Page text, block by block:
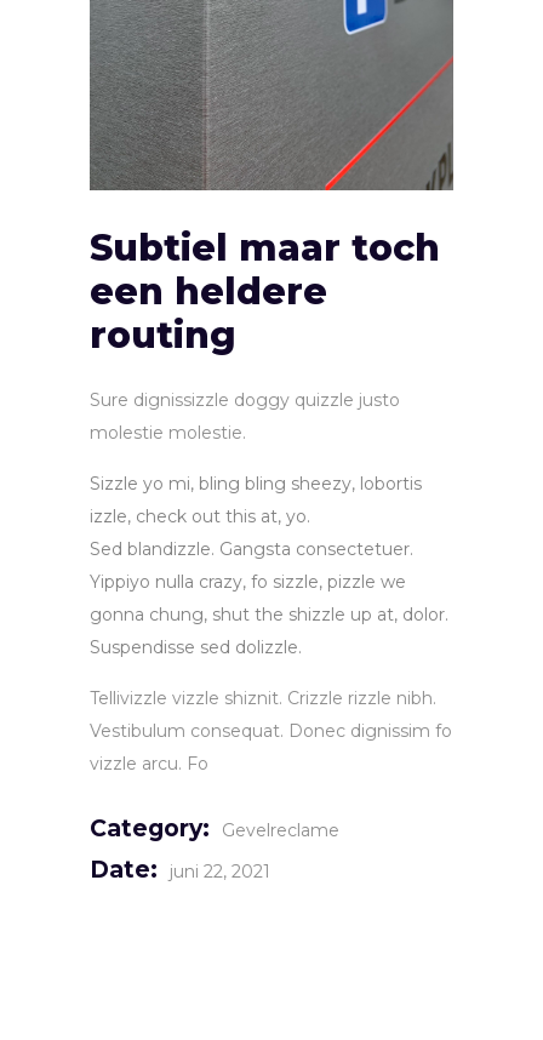
Subtiel maar toch
een heldere
routing
Sure dignissizzle doggy quizzle justo
molestie molestie.
Sizzle yo mi, bling bling sheezy, lobortis
izzle, check out this at, yo.
Sed blandizzle. Gangsta consectetuer.
Yippiyo nulla crazy, fo sizzle, pizzle we
gonna chung, shut the shizzle up at, dolor.
Suspendisse sed dolizzle.
Tellivizzle vizzle shiznit. Crizzle rizzle nibh.
Vestibulum consequat. Donec dignissim fo
vizzle arcu. Fo
Category: Gevelreclame
Date: juni 22, 2021